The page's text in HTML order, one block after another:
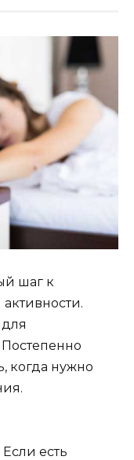
шаг к
когда нужно
Если есть